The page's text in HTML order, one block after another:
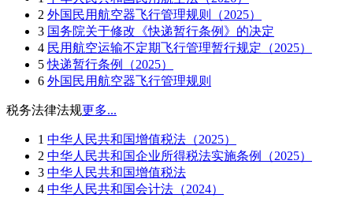
2 外国民用航空器飞行管理规则（2025）
3 国务院关于修改《快递暂行条例》的决定
4 民用航空运输不定期飞行管理暂行规定（2025）
5 快递暂行条例（2025）
6 外国民用航空器飞行管理规则
税务法律法规更多...
1 中华人民共和国增值税法（2025）
2 中华人民共和国企业所得税法实施条例（2025）
3 中华人民共和国增值税法
4 中华人民共和国会计法（2024）